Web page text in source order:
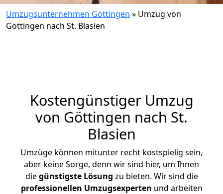
Umzugsunternehmen Göttingen » Umzug von
Göttingen nach St. Blasien
Kostengünstiger Umzug
von Göttingen nach St.
Blasien
Umzüge können mitunter recht kostspielig sein,
aber keine Sorge, denn wir sind hier, um Ihnen
diegünstigste Lösung zu bieten. Wir sind die
professionellen Umzugsexperten und arbeiten